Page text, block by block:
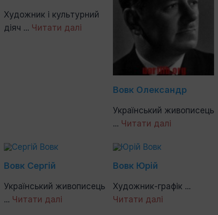
Художник і культурний
діяч ... Читати далі
Вовк Олександр
Український живописець
... Читати далі
Вовк Сергій
Український живописець
... Читати далі
Вовк Юрій
Художник-графік ...
Читати далі